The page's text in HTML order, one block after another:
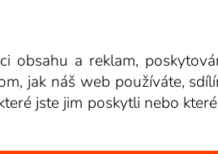
obsahu a reklam,
jak náš web používáte,
jste jim poskytli nebo